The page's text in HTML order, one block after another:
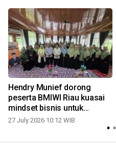
Hendry Munief dorong
peserta BMIWI Riau kuasai
mindset bisnis untuk
menang di era digital
27 July 2026 10:12 WIB